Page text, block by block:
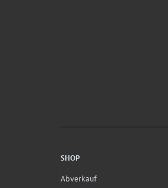
SHOP
Abverkauf